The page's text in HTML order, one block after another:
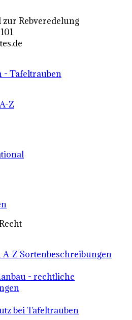
zur Rebveredelung
- Tafeltrauben
Z
Z Sortenbeschreibungen
- rechtliche
bei Tafeltrauben